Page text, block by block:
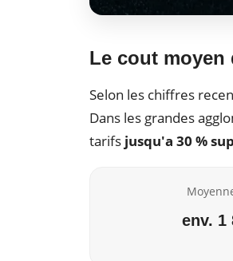
Le cout moyen
Selon les chiffres
Dans les grandes
tarifs jusqu'a 30 %
env. 1